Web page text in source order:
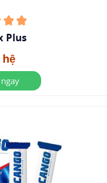
biệt là
hợp này kéo theo
trong máu và duy
yếu ở gan, một ít ở
trong cơ thể khoảng
không gắn kết với
Plus